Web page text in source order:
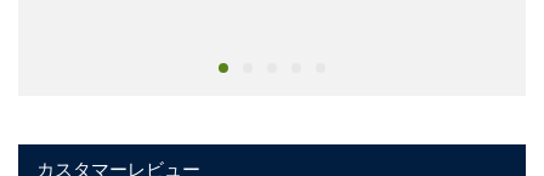
カスタマーレビュー